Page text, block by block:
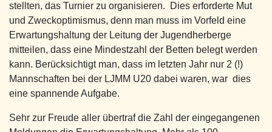
stellten, das Turnier zu organisieren. Dies erforderte Mut
und Zweckoptimismus, denn man muss im Vorfeld eine
Erwartungshaltung der Leitung der Jugendherberge
mitteilen, dass eine Mindestzahl der Betten belegt werden
kann. Berücksichtigt man, dass im letzten Jahr nur 2 (!)
Mannschaften bei der LJMM U20 dabei waren, war dies
eine spannende Aufgabe.
Sehr zur Freude aller übertraf die Zahl der eingegangenen